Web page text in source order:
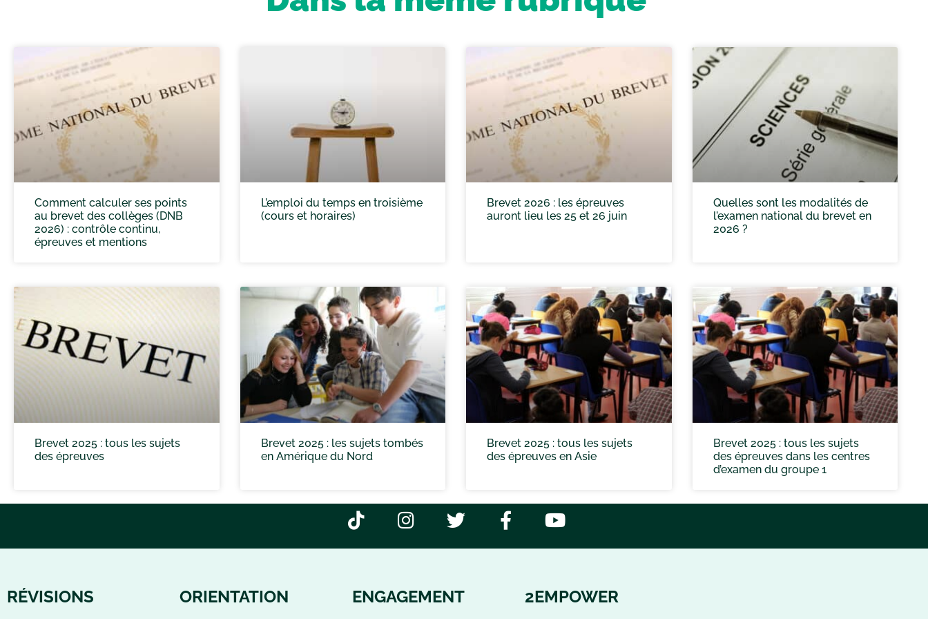
Comment calculer ses points
au brevet des collèges (DNB
2026) : contrôle continu,
épreuves et mentions
L’emploi du temps en troisième
(cours et horaires)
Brevet 2026 : les épreuves
auront lieu les 25 et 26 juin
Quelles sont les modalités de
l’examen national du brevet en
2026 ?
Brevet 2025 : tous les sujets
des épreuves
Brevet 2025 : les sujets tombés
en Amérique du Nord
Brevet 2025 : tous les sujets
des épreuves en Asie
Brevet 2025 : tous les sujets
des épreuves dans les centres
d’examen du groupe 1
RÉVISIONS ORIENTATION ENGAGEMENT 2EMPOWER